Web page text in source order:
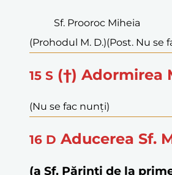
Sf. Prooroc Miheia
(Prohodul M. D.)(Post. Nu se
15 S (†) Adormirea
(Nu se fac nunți)
16 D Aducerea Sf.
(a Sf. Părinți de la